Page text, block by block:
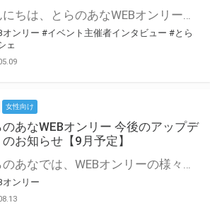
こんにちは、とらのあなWEBオンリー運営スタッフです。 新たにお届けする、イベント主催者インタビュー-マルシェ編-は、 とらのあなWEBオンリー「マルシェ」をご利用した主催様に 「マルシェ」を使って開催した感想や心がけをお聞きする企画です。 今回は、WEBオンリー開催7回目迎えた「マレシルプラン – Online7 –」より、 主催の玉川うた様にお話を伺いました。 ▼マレシルプランのインタビュー前回記事 「イベント主催者インタビュー vol.6」はこちら 協力：玉川うた様（マレシルプラン実行委員会 代表）／イベント公式Twitter（@mallesil_plan） とらのあなWEBオンリー「マルシェ」とは？ WEBオンリーでリアルタイムでコミュニケーションがとれるオンライン会場です。
オンリー #イベント主催者インタビュー #とら
ェ
女性向け
のあなWEBオンリー 今後のアップデ
お知らせ【9月予定】
とらのあなでは、WEBオンリーの様々な支援を実施しています。 今回は2021年9月に実装を予定しているアップデート情報についてご紹介いたします。 とらのあなWEBオンリーサイトはこちら
オンリー